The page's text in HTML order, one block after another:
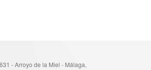
- Arroyo de la Miel - Málaga,